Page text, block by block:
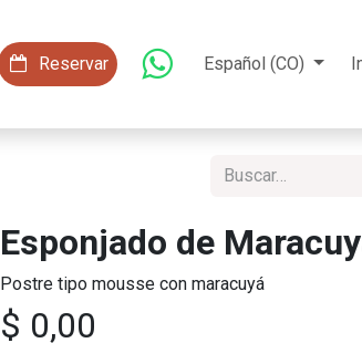
​​ Reservar Español (CO)
Esponjado de
Postre tipo mousse con maracuyá
$ 0,00